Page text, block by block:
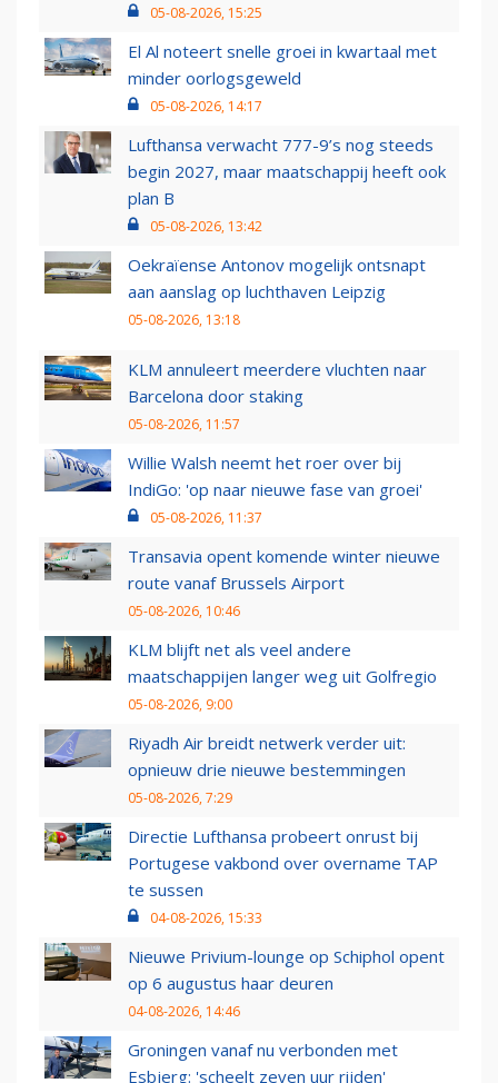
05-08-2026, 15:25
El Al noteert snelle groei in kwartaal met
minder oorlogsgeweld
05-08-2026, 14:17
Lufthansa verwacht 777-9’s nog steeds
begin 2027, maar maatschappij heeft ook
plan B
05-08-2026, 13:42
Oekraïense Antonov mogelijk ontsnapt
aan aanslag op luchthaven Leipzig
05-08-2026, 13:18
KLM annuleert meerdere vluchten naar
Barcelona door staking
05-08-2026, 11:57
Willie Walsh neemt het roer over bij
IndiGo: 'op naar nieuwe fase van groei'
05-08-2026, 11:37
Transavia opent komende winter nieuwe
route vanaf Brussels Airport
05-08-2026, 10:46
KLM blijft net als veel andere
maatschappijen langer weg uit Golfregio
05-08-2026, 9:00
Riyadh Air breidt netwerk verder uit:
opnieuw drie nieuwe bestemmingen
05-08-2026, 7:29
Directie Lufthansa probeert onrust bij
Portugese vakbond over overname TAP
te sussen
04-08-2026, 15:33
Nieuwe Privium-lounge op Schiphol opent
op 6 augustus haar deuren
04-08-2026, 14:46
Groningen vanaf nu verbonden met
Esbjerg: 'scheelt zeven uur rijden'